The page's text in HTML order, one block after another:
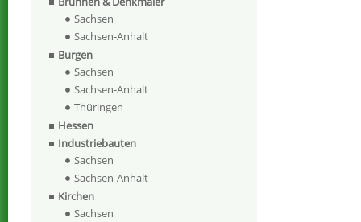
Sachsen
Sachsen-Anhalt
Burgen
Sachsen
Sachsen-Anhalt
Thüringen
Hessen
Industriebauten
Sachsen
Sachsen-Anhalt
Kirchen
Sachsen